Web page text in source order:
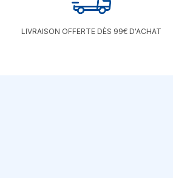
LIVRAISON OFFERTE DÈS 99€ D'ACHAT